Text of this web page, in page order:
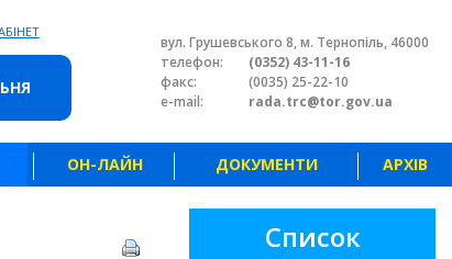
вул. Грушевського 8, м. Тернопіль, 46000
телефон:
(0352) 43-11-16
факс:
(0035) 25-22-10
e-mail:
rada.trc@tor.gov.ua
ОН-ЛАЙН ДОКУМЕНТИ АРХІВ
Список